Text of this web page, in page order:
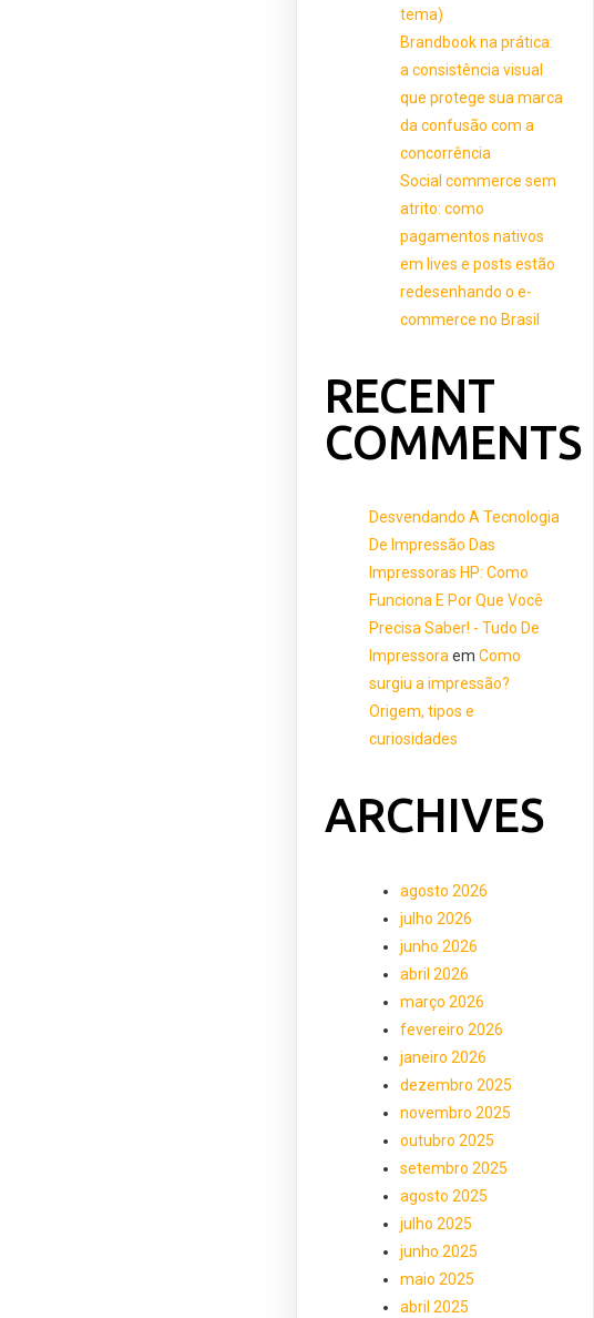
tema)
Brandbook na prática:
a consistência visual
que protege sua marca
da confusão com a
concorrência
Social commerce sem
atrito: como
pagamentos nativos
em lives e posts estão
redesenhando o e-
commerce no Brasil
RECENT
COMMENTS
Desvendando A Tecnologia
De Impressão Das
Impressoras HP: Como
Funciona E Por Que Você
Precisa Saber! - Tudo De
ImpressoraemComo
surgiu a impressão?
Origem, tipos e
curiosidades
ARCHIVES
agosto 2026
julho 2026
junho 2026
abril 2026
março 2026
fevereiro 2026
janeiro 2026
dezembro 2025
novembro 2025
outubro 2025
setembro 2025
agosto 2025
julho 2025
junho 2025
maio 2025
abril 2025